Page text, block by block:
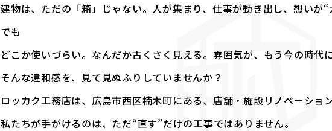
建物は、ただの「箱」じゃない。人が集まり、仕事が動き出し、想いが“
でも――
どこか使いづらい。なんだか古くさく見える。雰囲気が、もう今の時代
そんな違和感を、見て見ぬふりしていませんか？
ロッカク工務店は、広島市西区楠木町にある、店舗・施設リノベーショ
私たちが手がけるのは、ただ“直す”だけの工事ではありません。